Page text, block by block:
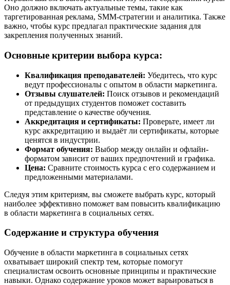
Оно должно включать актуальные темы, такие как
таргетированная реклама, SMM-стратегии и аналитика. Также
важно, чтобы курс предлагал практические задания для
закрепления полученных знаний.
Основные критерии выбора курса:
Квалификация преподавателей: Убедитесь, что курс
ведут профессионалы с опытом в области маркетинга.
Отзывы слушателей: Поиск отзывов и рекомендаций
от предыдущих студентов поможет составить
представление о качестве обучения.
Аккредитация и сертификаты: Проверьте, имеет ли
курс аккредитацию и выдаёт ли сертификаты, которые
ценятся в индустрии.
Формат обучения: Выбор между онлайн и офлайн-
форматом зависит от ваших предпочтений и графика.
Цена: Сравните стоимость курса с его содержанием и
предложенными материалами.
Следуя этим критериям, вы сможете выбрать курс, который
наиболее эффективно поможет вам повысить квалификацию
в области маркетинга в социальных сетях.
Содержание и структура обучения
Обучение в области маркетинга в социальных сетях
охватывает широкий спектр тем, которые помогут
специалистам освоить основные принципы и практические
навыки. Однако содержание уроков может варьироваться в